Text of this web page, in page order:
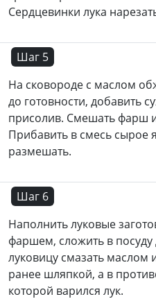
Сердцевинки лука
Шаг 5
На сковороде с маслом
до готовности, добавить
присолив. Смешать фарш
Прибавить в смесь сырое
размешать.
Шаг 6
Наполнить луковые
фаршем, сложить в
луковицу смазать маслом
ранее шляпкой, а в
которой варился лук.